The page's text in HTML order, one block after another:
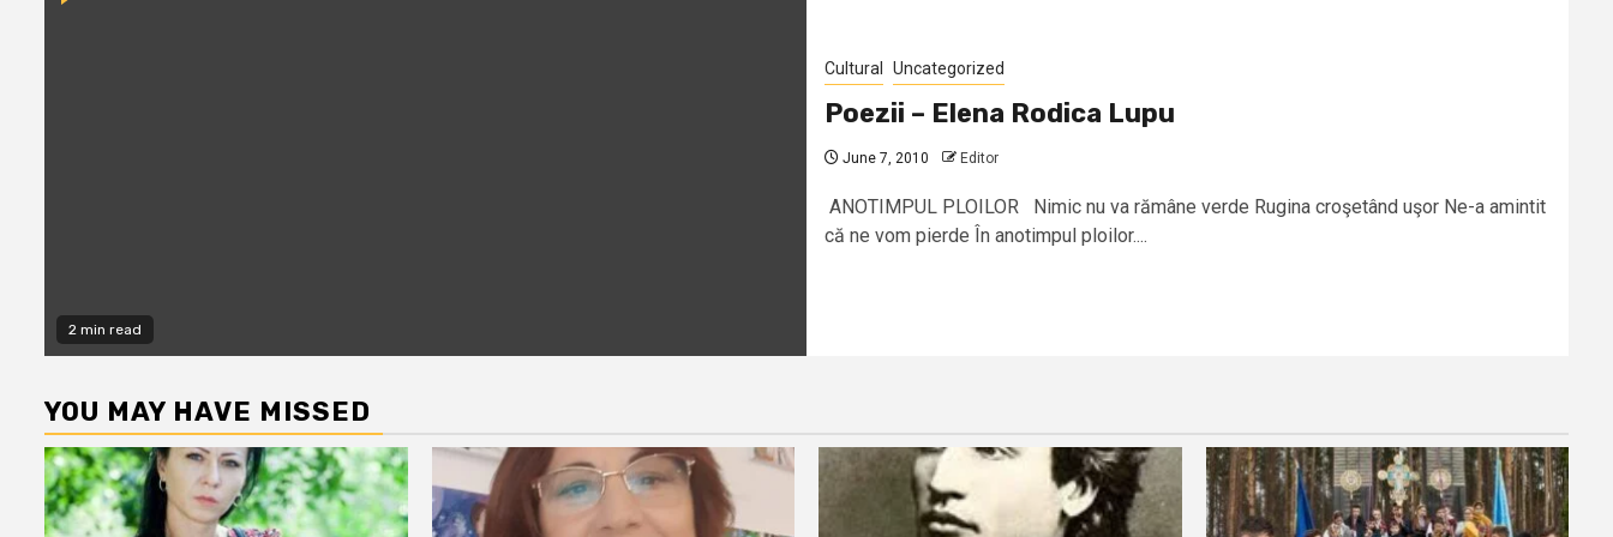
2 min read
Cultural Uncategorized
Poezii – Elena Rodica Lupu
June 7, 2010 Editor
ANOTIMPUL PLOILOR Nimic nu va rămâne verde Rugina croşetând uşor Ne-a amintit
că ne vom pierde În anotimpul ploilor....
YOU MAY HAVE MISSED